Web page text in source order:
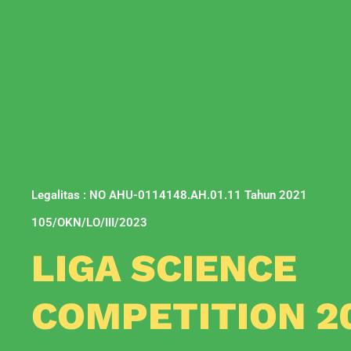
Legalitas : NO AHU-0114148.AH.01.11 Tahun 2021
105/OKN/LO/III/2023
LIGA SCIENCE
COMPETITION